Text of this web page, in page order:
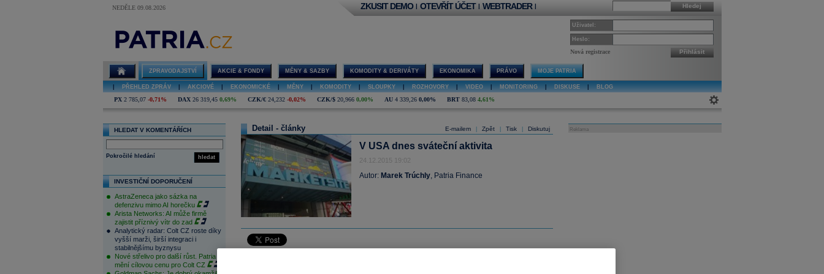
NEDĚLE 09.08.2026 Hledej
ZKUSIT DEMO | OTEVŘÍT ÚČET | WEBTRADER |
Uživatel:
Heslo:
Nová registrace Přihlásit
ZPRAVODAJSTVÍ AKCIE & FONDY MĚNY & SAZBY KOMODITY & DERIVÁTY EKONOMIKA PRÁVO MOJE PATRIA
PŘEHLED ZPRÁV AKCIOVÉ EKONOMICKÉ MĚNY KOMODITY SLOUPKY ROZHOVORY VIDEO MONITORING DISKUSE BLOG
PX 2 785,07 -0,71% DAX 26 319,45 0,69% CZK/€ 24,232 -0,02% CZK/$ 20,966 0,00% AU 4 339,26 0,00% BRT 83,08 4,61%
HLEDAT V KOMENTÁŘÍCH
hledat
Pokročilé hledání
INVESTIČNÍ DOPORUČENÍ
AstraZeneca jako sázka na
defenzivu mimo AI horečku
Arista Networks: AI může firmě
zajistit příznivý vítr do zad
Analytický radar: Colt CZ roste díky
vyšší marži, širší integraci i
stabilnějšímu byznysu
Nové střelivo pro další růst. Patria
mění cílovou cenu pro Colt CZ
E-mailem Zpět Tisk Diskutuj
Detail - články
V USA dnes sváteční aktivita
24.12.2015 19:02
Autor: Marek Trúchly, Patria Finance
Reklama